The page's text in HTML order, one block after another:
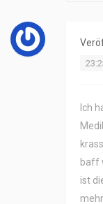
Ich
baff
ist